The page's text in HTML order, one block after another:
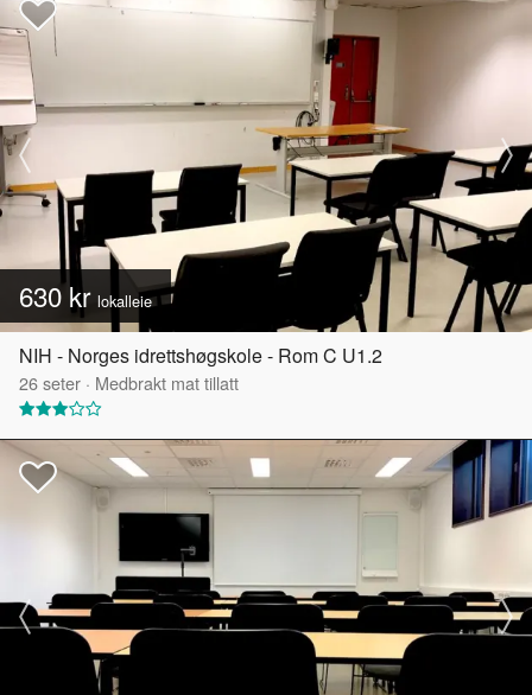
630 kr lokalleie
NIH - Norges idrettshøgskole - Rom C U1.2
26seter · Medbrakt mat tillatt